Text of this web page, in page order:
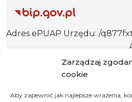
Zarządzaj
cookie
Aby zapewnić jak najlepsze wrażenia,
Adres ePUAP Urzędu: /
Adres do e-
Urzędu: AE:PL-66703-73759-